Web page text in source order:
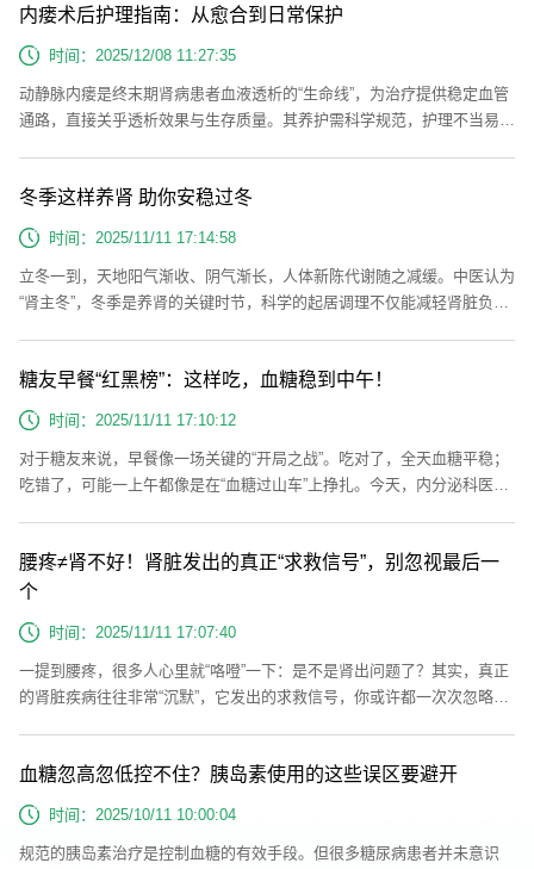
内瘘术后护理指南：从愈合到日常保护
时间：2025/12/08 11:27:35
动静脉内瘘是终末期肾病患者血液透析的“生命线”，为治疗提供稳定血管
通路，直接关乎透析效果与生存质量。其养护需科学规范，护理不当易引
护好这条重要的生命通道。术后黄金愈合期：前两周的“精细化养护”1.伤
口护理：防感染、避沾水术后24小时内需保持伤口敷料清洁干燥，严禁
沾水，这是...
冬季这样养肾 助你安稳过冬
时间：2025/11/11 17:14:58
立冬一到，天地阳气渐收、阴气渐长，人体新陈代谢随之减缓。中医认为
“肾主冬”，冬季是养肾的关键时节，科学的起居调理不仅能减轻肾脏负
水肿、乏力等症状。立冬后需重点做好三处保暖：腰腹保暖：腰部是肾之
府，腹部为“五脏六腑之宫城”，建议穿带腰封的保暖裤或贴身马甲，避免
久...
糖友早餐“红黑榜”：这样吃，血糖稳到中午！
时间：2025/11/11 17:10:12
对于糖友来说，早餐像一场关键的“开局之战”。吃对了，全天血糖平稳；
吃错了，可能一上午都像是在“血糖过山车”上挣扎。今天，内分泌科医生
康脂肪的科学组合。它能延缓葡萄糖吸收，提供持久饱腹感，避免血糖急
剧波动。下面，就让我们一起翻开这份能让你血糖“稳到中午”的早餐红黑
腰疼≠肾不好！肾脏发出的真正“求救信号”，别忽视最后一
个
时间：2025/11/11 17:07:40
一提到腰疼，很多人心里就“咯噔”一下：是不是肾出问题了？其实，真正
的肾脏疾病往往非常“沉默”，它发出的求救信号，你或许都一次次忽略掉
是妇科疾病等。我们的肾长在腹腔后壁，脊柱两旁的位置上，也就是我们
所说的“后腰”部位，但肾脏“生性”耐苦，感觉神经不发达，真正的肾病早
期往...
血糖忽高忽低控不住？胰岛素使用的这些误区要避开
时间：2025/10/11 10:00:04
规范的胰岛素治疗是控制血糖的有效手段。但很多糖尿病患者并未意识